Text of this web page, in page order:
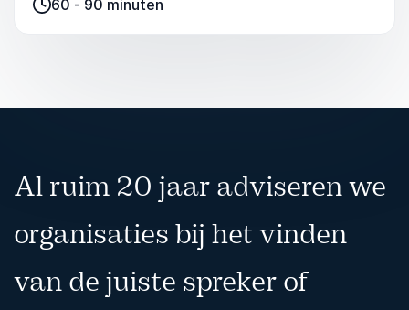
een hoger niveau te tillen.
60 - 90 minuten
Al ruim 20 jaar adviseren we
organisaties bij het vinden
van de juiste spreker of